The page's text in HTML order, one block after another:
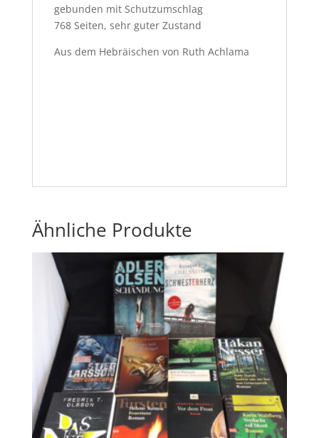
gebunden mit Schutzumschlag
768 Seiten, sehr guter Zustand
Aus dem Hebräischen von Ruth Achlama
Ähnliche Produkte